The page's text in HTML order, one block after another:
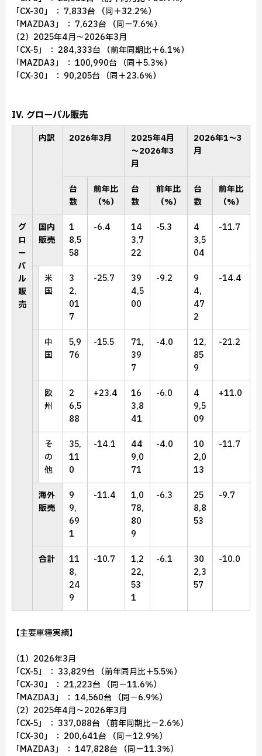
「CX-30」 ： 7,833台 （同＋32.2％）
「MAZDA3」 ： 7,623台 （同－7.6％）
（2）2025年4月～2026年3月
「CX-5」 ： 284,333台 （前年同期比＋6.1％）
「MAZDA3」 ： 100,990台 （同＋5.3％）
「CX-30」 ： 90,205台 （同＋23.6％）
IV. グローバル販売
内訳 2026年3月
2025年4月
～2026年3
月
2026年1～3
月
台
数
前年比
（%）
台
数
前年比
（%）
台
数
前年比
（%）
グ
ロ
ー
バ
ル
販
売
国内
販売
1
8,5
58
-6.4
14
3,7
22
-5.3
4
3,5
04
-11.7
米
国
3
2,
01
7
-25.7
39
4,5
00
-9.2
9
4,
47
2
-14.4
中
国
5,9
76
-15.5
71,
39
7
-4.0
12,
85
9
-21.2
欧
州
2
6,5
88
+23.4
16
3,8
41
-6.0
4
9,5
09
+11.0
そ
の
他
35,
11
0
-14.1
44
9,0
71
-4.0
10
2,0
13
-11.7
海外
販売
9
9,
69
1
-11.4
1,0
78,
80
9
-6.3
25
8,8
53
-9.7
合計
11
8,
24
9
-10.7
1,2
22,
53
1
-6.1
30
2,3
57
-10.0
【主要車種実績】
（1）2026年3月
「CX-5」 ： 33,829台 （前年同月比＋5.5％）
「CX-30」 ： 21,223台 （同－11.6％）
「MAZDA3」 ： 14,560台 （同－6.9％）
（2）2025年4月～2026年3月
「CX-5」 ： 337,088台 （前年同期比－2.6％）
「CX-30」 ： 200,641台 （同－12.9％）
「MAZDA3」 ： 147,828台 （同－11.3％）